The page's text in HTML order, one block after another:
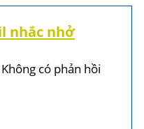
nhắc nhở
Không có phản hồi